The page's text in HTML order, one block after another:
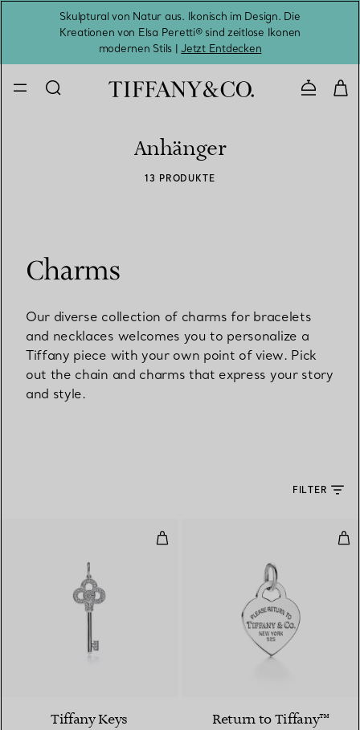
Skulptural von Natur aus. Ikonisch im Design. Die
Kreationen von Elsa Peretti® sind zeitlose Ikonen
modernen Stils |Jetzt Entdecken
Anhänger
13 PRODUKTE
Charms
Our diverse collection of charms for bracelets
and necklaces welcomes you to personalize a
Tiffany piece with your own point of view. Pick
out the chain and charms that express your story
and style.
FILTER
Anhänger mit Mini-
Tiffany Keys Return to Tiffany™